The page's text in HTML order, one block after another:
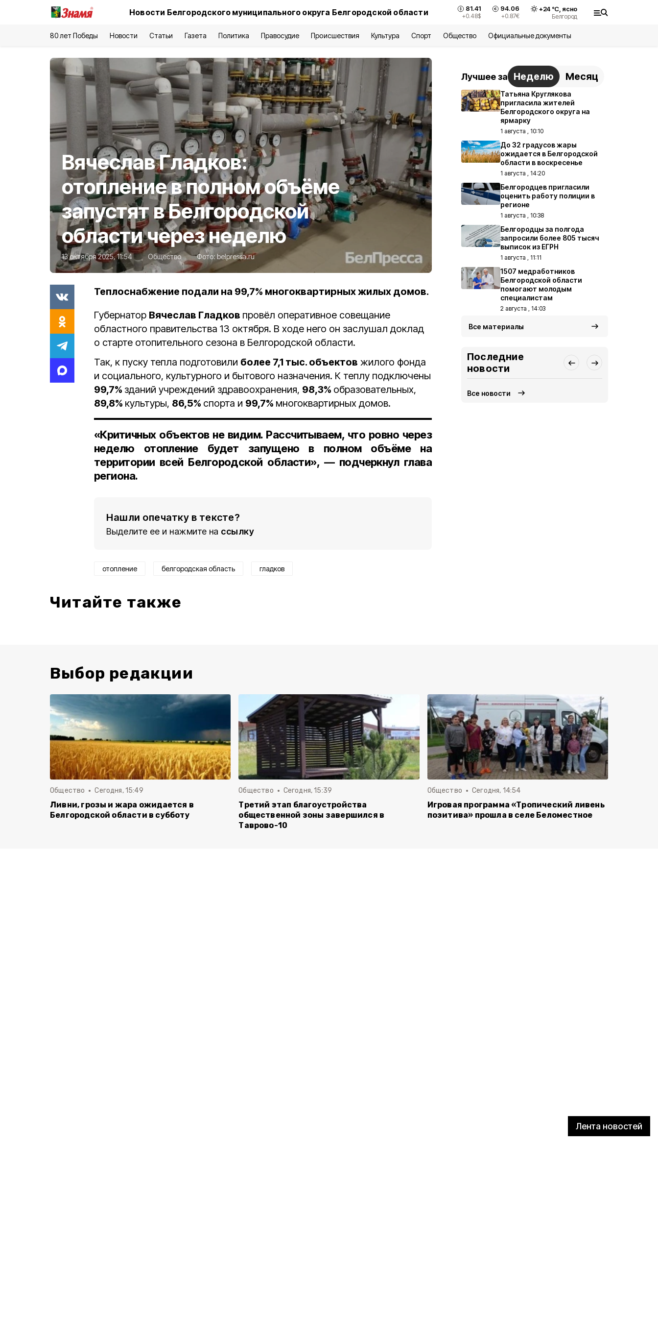
Новости Белгородского муниципального округа Белгородской области 81.41
+0.48$
94.06
+0.87€
+24°С, ясно
Белгород
80 лет Победы Новости Статьи Газета Политика Правосудие Происшествия Культура Спорт Общество Официальные документы
Лента новостей
Вячеслав Гладков:
отопление в полном объёме
запустят в Белгородской
области через неделю
13 октября 2025, 11:54 Общество Фото: belpressa.ru
Теплоснабжение подали на 99,7% многоквартирных жилых домов.
Губернатор Вячеслав Гладков провёл оперативное совещание
областного правительства 13 октября. В ходе него он заслушал доклад
о старте отопительного сезона в Белгородской области.
Так, к пуску тепла подготовили более 7,1 тыс. объектов жилого фонда
и социального, культурного и бытового назначения. К теплу подключены
99,7% зданий учреждений здравоохранения, 98,3% образовательных,
89,8% культуры, 86,5% спорта и 99,7% многоквартирных домов.
«Критичных объектов не видим. Рассчитываем, что ровно через
неделю отопление будет запущено в полном объёме на
территории всей Белгородской области», — подчеркнул глава
региона.
Нашли опечатку в тексте?
Выделите ее и нажмите на ссылку
отопление белгородская область гладков
Читайте также
Лучшее за Неделю Месяц
Татьяна Круглякова
пригласила жителей
Белгородского округа на
ярмарку
1 августа , 10:10
До 32 градусов жары
ожидается в Белгородской
области в воскресенье
1 августа , 14:20
Белгородцев пригласили
оценить работу полиции в
регионе
1 августа , 10:38
Белгородцы за полгода
запросили более 805 тысяч
выписок из ЕГРН
1 августа , 11:11
1507 медработников
Белгородской области
помогают молодым
специалистам
2 августа , 14:03
Все материалы
Последние
новости
Все новости
Выбор редакции
Общество Сегодня, 15:49
Ливни, грозы и жара ожидается в
Белгородской области в субботу
Общество Сегодня, 15:39
Третий этап благоустройства
общественной зоны завершился в
Таврово-10
Общество Сегодня, 14:54
Игровая программа «Тропический ливень
позитива» прошла в селе Беломестное